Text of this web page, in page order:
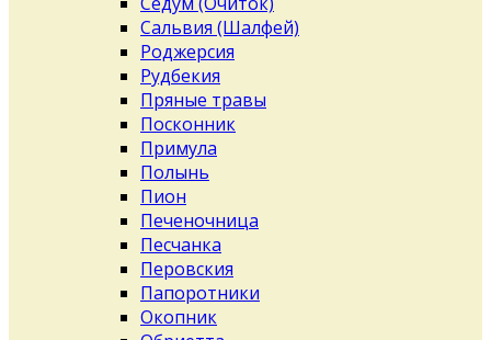
Сальвия (Шалфей)
Роджерсия
Рудбекия
Пряные травы
Посконник
Примула
Полынь
Пион
Печеночница
Песчанка
Перовския
Папоротники
Окопник